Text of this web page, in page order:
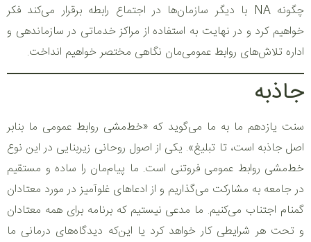
چگونه NA با دیگر سازمان‌ها در اجتماع رابطه برقرار می‌کند فکر
خواهیم کرد و در نهایت به استفاده از مراکز خدماتی در سازماندهی و
اداره تلاش‌های روابط عمومی‌مان نگاهی مختصر خواهیم انداخت.
جاذبه
سنت یازدهم ما به ما می‌گوید که «خط‌مشی روابط عمومی ما بنابر
اصل جاذبه است، تا تبلیغ». یکی از اصول روحانی زیربنایی در این نوع
خط‌مشی روابط عمومی فروتنی است. ما پیام‌مان را ساده و مستقیم
در جامعه به مشارکت می‌گذاریم و از ادعاهای غلوآمیز در مورد معتادان
گمنام اجتناب می‌کنیم. ما مدعی نیستیم که برنامه برای همه معتادان
و تحت هر شرایطی کار خواهد کرد یا این‌که دیدگاه‌های درمانی ما